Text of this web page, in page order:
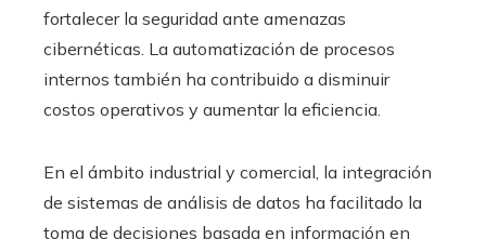
fortalecer la seguridad ante amenazas
cibernéticas. La automatización de procesos
internos también ha contribuido a disminuir
costos operativos y aumentar la eficiencia.
En el ámbito industrial y comercial, la integración
de sistemas de análisis de datos ha facilitado la
toma de decisiones basada en información en